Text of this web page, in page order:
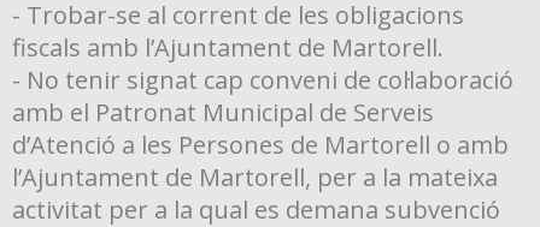
- Trobar-se al corrent de les obligacions
fiscals amb l’Ajuntament de Martorell.
- No tenir signat cap conveni de col·laboració
amb el Patronat Municipal de Serveis
d’Atenció a les Persones de Martorell o amb
l’Ajuntament de Martorell, per a la mateixa
activitat per a la qual es demana subvenció